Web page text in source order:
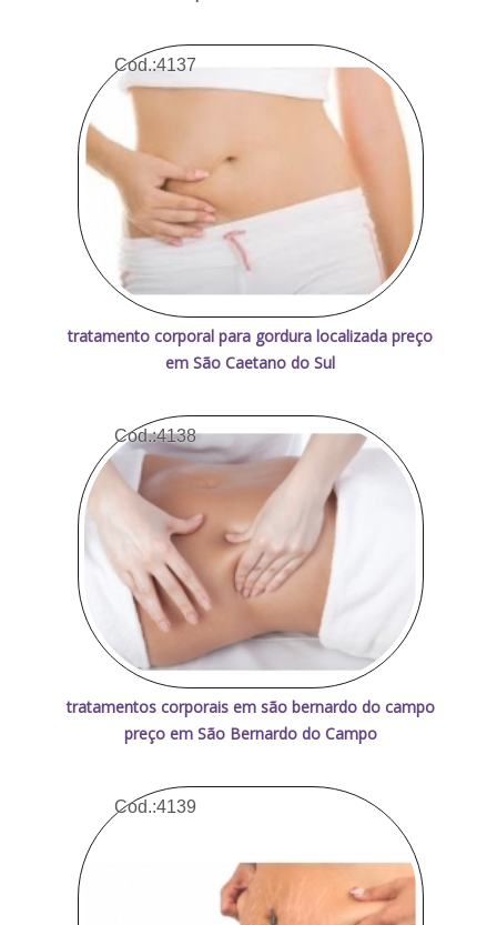
Cod.:4137
tratamento corporal para gordura localizada preço
em São Caetano do Sul
Cod.:4138
tratamentos corporais em são bernardo do campo
preço em São Bernardo do Campo
Cod.:4139